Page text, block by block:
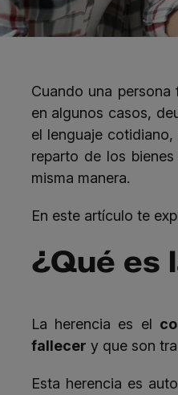
Cuando una
en algunos casos,
el lenguaje
reparto de los
misma manera.
En este artículo te
¿Qué es
La herencia es el
fallecer y que son
Esta herencia es